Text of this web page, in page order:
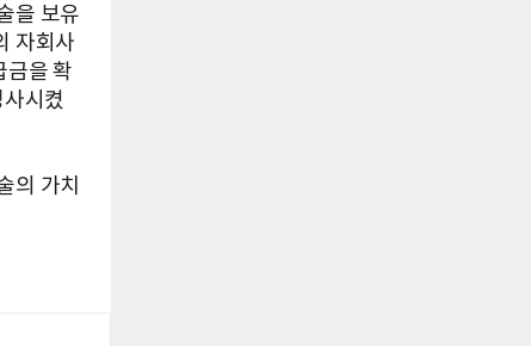
을 보유
자회사
금을 확
시켰
의 가치